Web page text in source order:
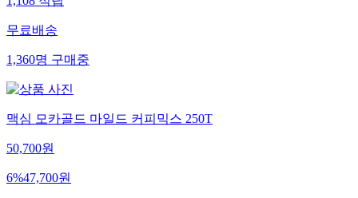
1,108적립
무료배송
1,360명구매중
맥심 모카골드 마일드 커피믹스 250T
50,700원
6%47,700원